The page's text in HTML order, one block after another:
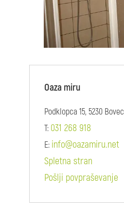
Oaza miru
Podklopca 15, 5230 Bovec
T: 031 268 918
E: info@oazamiru.net
Spletna stran
Pošlji povpraševanje